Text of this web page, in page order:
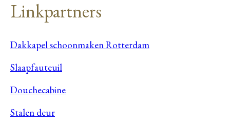
Linkpartners
Dakkapel schoonmaken Rotterdam
Slaapfauteuil
Douchecabine
Stalen deur